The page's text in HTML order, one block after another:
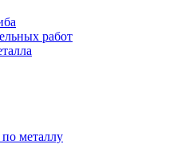
работ
металлу